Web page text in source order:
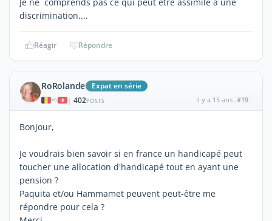
discrimination....
Réagir Répondre
RoRolande Expat en série
| 402POSTS il y a 15 ans #19
Bonjour,
Je voudrais bien savoir si en france un handicapé peut
toucher une allocation d'handicapé tout en ayant une
pension ?
Paquita et/ou Hammamet peuvent peut-être me
répondre pour cela ?